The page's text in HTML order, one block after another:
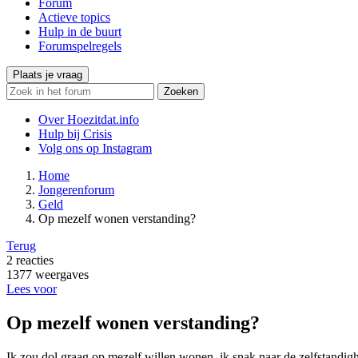
Forum
Actieve topics
Hulp in de buurt
Forumspelregels
Plaats je vraag
Zoeken
Over Hoezitdat.info
Hulp bij Crisis
Volg ons op Instagram
Home
Jongerenforum
Geld
Op mezelf wonen verstanding?
Terug
2 reacties
1377 weergaves
Lees voor
Op mezelf wonen verstanding?